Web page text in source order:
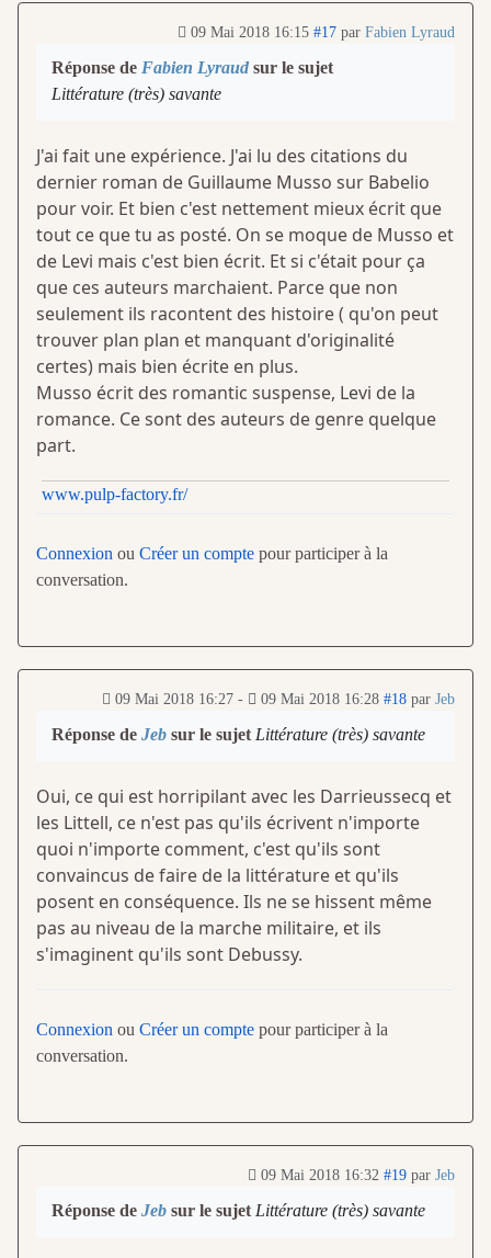
09 Mai 2018 16:15 #17 par Fabien Lyraud
Réponse de Fabien Lyraud sur le sujet
Littérature (très) savante
J'ai fait une expérience. J'ai lu des citations du
dernier roman de Guillaume Musso sur Babelio
pour voir. Et bien c'est nettement mieux écrit que
tout ce que tu as posté. On se moque de Musso et
de Levi mais c'est bien écrit. Et si c'était pour ça
que ces auteurs marchaient. Parce que non
seulement ils racontent des histoire ( qu'on peut
trouver plan plan et manquant d'originalité
certes) mais bien écrite en plus.
Musso écrit des romantic suspense, Levi de la
romance. Ce sont des auteurs de genre quelque
part.
www.pulp-factory.fr/
Connexion ou Créer un compte pour participer à la
conversation.
09 Mai 2018 16:27 - 09 Mai 2018 16:28 #18 par Jeb
Réponse de Jeb sur le sujet Littérature (très) savante
Oui, ce qui est horripilant avec les Darrieussecq et
les Littell, ce n'est pas qu'ils écrivent n'importe
quoi n'importe comment, c'est qu'ils sont
convaincus de faire de la littérature et qu'ils
posent en conséquence. Ils ne se hissent même
pas au niveau de la marche militaire, et ils
s'imaginent qu'ils sont Debussy.
Connexion ou Créer un compte pour participer à la
conversation.
09 Mai 2018 16:32 #19 par Jeb
Réponse de Jeb sur le sujet Littérature (très) savante